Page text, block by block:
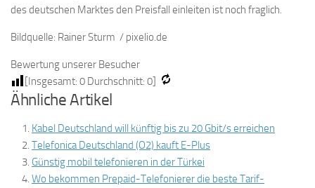
des deutschen Marktes den Preisfall einleiten ist noch fraglich.
Bildquelle: Rainer Sturm / pixelio.de
Bewertung unserer Besucher
[Insgesamt: 0 Durchschnitt: 0]
Ähnliche Artikel
Kabel Deutschland will künftig bis zu 20 Gbit/s erreichen
Telefonica Deutschland (O2) kauft E-Plus
Günstig mobil telefonieren in der Türkei
Wo bekommen Prepaid-Telefonierer die beste Tarif-